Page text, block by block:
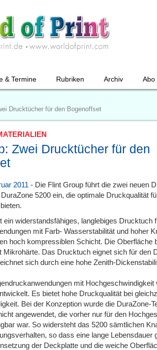
& Termine Rubriken Archiv Abo
Drucktücher für den Bogenoffset
Zwei Drucktücher für den
2011 - Die Flint Group führt die zwei neuen
5200 ein, die optimale Druckqualität
ein widerstandsfähiges, langlebiges Drucktuch
mit Farb- Wasserstabilität und hoher
hoch kompressiblen Schicht. Die Oberfläche
Mikrohärte. Das Drucktuch eignet sich für den
sich durch eine hohe Zenith-
mit
Es bietet hohe Druckqualität bei
Bei der Konzeption wurde die DuraZone-
angewendet, die vorher nur für den
war. So widersteht das 5200 sämtlichen
so dass eine lange Lebensdauer
der Deckplatte und die weiche